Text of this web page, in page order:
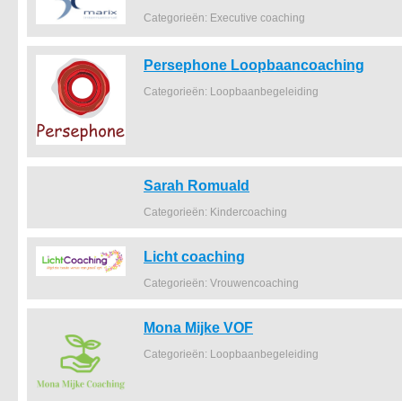
Categorieën: Executive coaching
Persephone Loopbaancoaching
Categorieën: Loopbaanbegeleiding
Sarah Romuald
Categorieën: Kindercoaching
Licht coaching
Categorieën: Vrouwencoaching
Mona Mijke VOF
Categorieën: Loopbaanbegeleiding